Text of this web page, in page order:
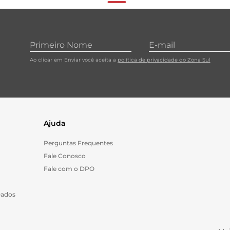
Ao clicar em Enviar você aceita a política de privacidade do Zona Sul
Ajuda
Perguntas Frequentes
Fale Conosco
Fale com o DPO